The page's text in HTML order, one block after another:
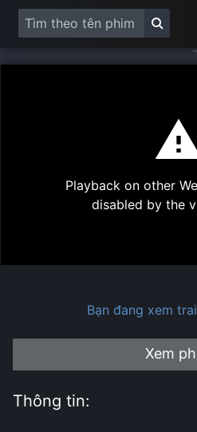
Playback on other
disabled by the
Bạn đang xem
Xem
Thông tin: